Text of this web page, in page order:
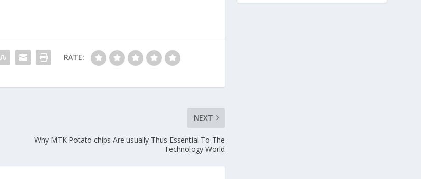
RATE:
NEXT
Why MTK Potato chips Are usually Thus Essential To The
Technology World